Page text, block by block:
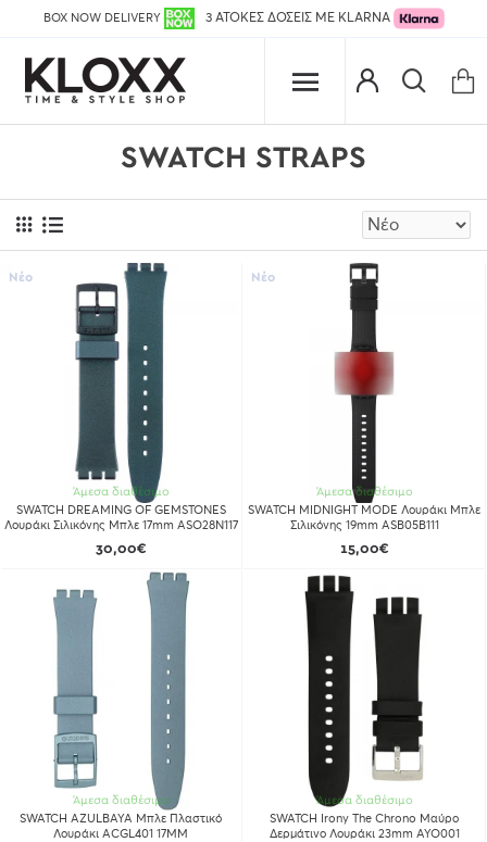
BOX NOW DELIVERY 3 ΑΤΟΚΕΣ ΔΟΣΕΙΣ ΜΕ KLARNA
SWATCH STRAPS
Νέο
Άμεσα διαθέσιμο
SWATCH DREAMING OF GEMSTONES
Λουράκι Σιλικόνης Μπλε 17mm ASO28N117
30,00€
Νέο
Άμεσα διαθέσιμο
SWATCH MIDNIGHT MODE Λουράκι Μπλε
Σιλικόνης 19mm ASB05B111
15,00€
Άμεσα διαθέσιμο
SWATCH AZULBAYA Μπλε Πλαστικό
Λουράκι ACGL401 17ΜΜ
Άμεσα διαθέσιμο
SWATCH Irony The Chrono Μαύρο
Δερμάτινο Λουράκι 23mm AYO001